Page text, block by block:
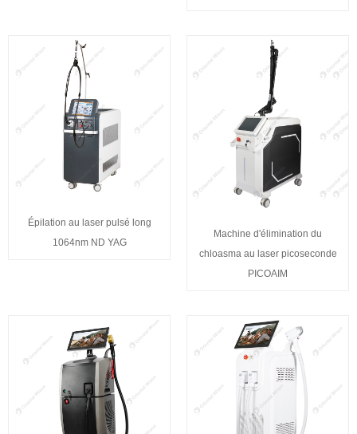
Épilation au laser pulsé long
1064nm ND YAG
Machine d'élimination du
chloasma au laser picoseconde
PICOAIM